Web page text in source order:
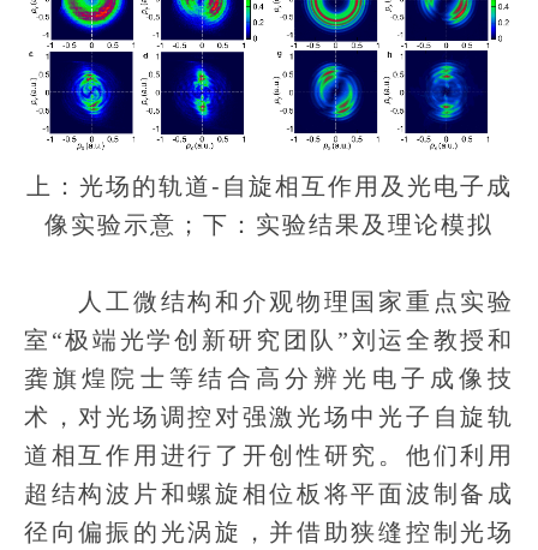
上：光场的轨道-自旋相互作用及光电子成
像实验示意；下：实验结果及理论模拟
人工微结构和介观物理国家重点实验
室“极端光学创新研究团队”刘运全教授和
龚旗煌院士等结合高分辨光电子成像技
术，对光场调控对强激光场中光子自旋轨
道相互作用进行了开创性研究。他们利用
超结构波片和螺旋相位板将平面波制备成
径向偏振的光涡旋，并借助狭缝控制光场